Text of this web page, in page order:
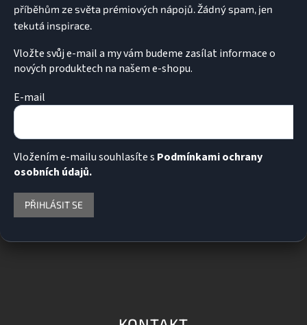
Vložte svůj e-mail a my vám budeme zasílat informace o
nových produktech na našem e-shopu.
E-mail
Vložením e-mailu souhlasíte s Podmínkami ochrany
osobních údajů.
PŘIHLÁSIT SE